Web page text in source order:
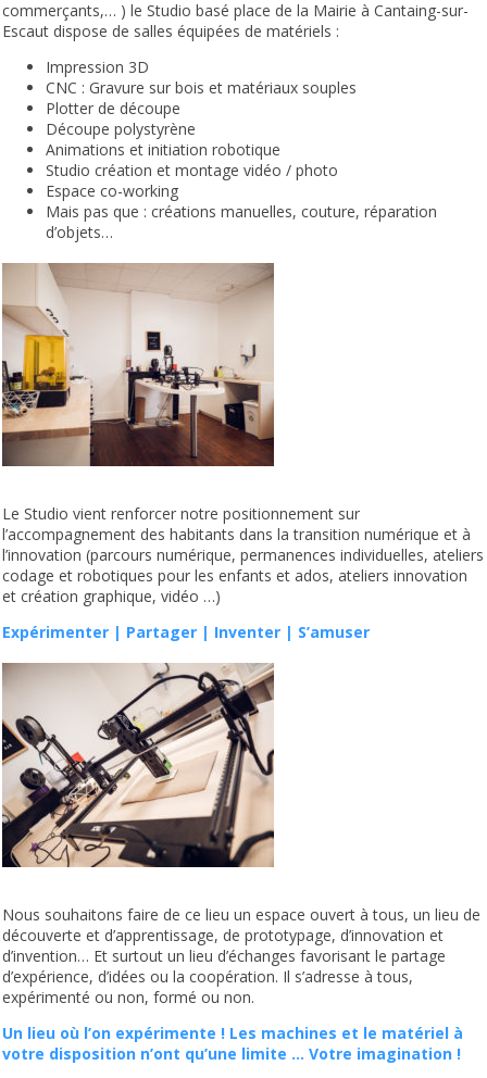
commerçants,… ) le Studio basé place de la Mairie à Cantaing-sur-
Escaut dispose de salles équipées de matériels :
Impression 3D
CNC : Gravure sur bois et matériaux souples
Plotter de découpe
Découpe polystyrène
Animations et initiation robotique
Studio création et montage vidéo / photo
Espace co-working
Mais pas que :créations manuelles, couture, réparation
d’objets…
Le Studio vient renforcer notre positionnement sur
l’accompagnement des habitants dans la transition numérique et à
l’innovation (parcours numérique, permanences individuelles, ateliers
codage et robotiques pour les enfants et ados, ateliers innovation
et création graphique, vidéo …)
Expérimenter | Partager | Inventer | S’amuser
Nous souhaitons faire de ce lieu un espace ouvert à tous, un lieu de
découverte et d’apprentissage, de prototypage, d’innovation et
d’invention… Et surtout un lieu d’échanges favorisant le partage
d’expérience, d’idées ou la coopération. Il s’adresse à tous,
expérimenté ou non, formé ou non.
Un lieu où l’on expérimente ! Les machines et le matériel à
votre disposition n’ont qu’une limite … Votre imagination !